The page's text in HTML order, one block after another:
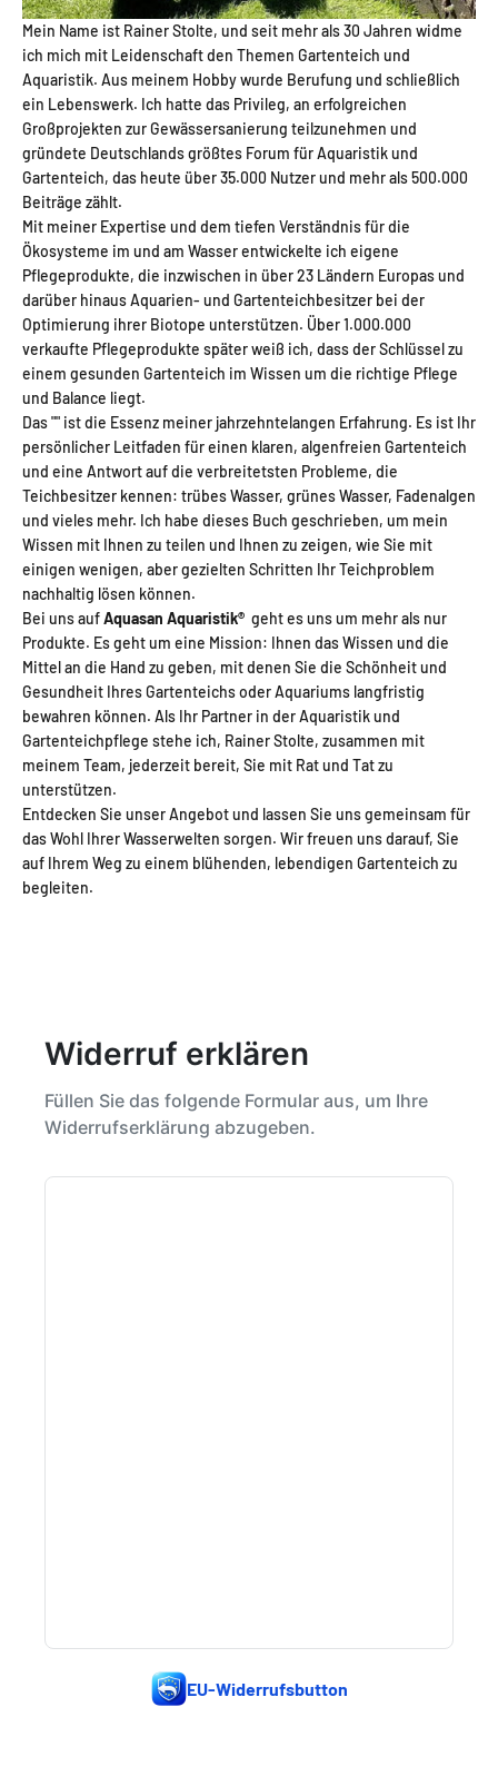
Mein Name ist Rainer Stolte, und seit mehr als 30 Jahren widme
ich mich mit Leidenschaft den Themen Gartenteich und
Aquaristik. Aus meinem Hobby wurde Berufung und schließlich
ein Lebenswerk. Ich hatte das Privileg, an erfolgreichen
Großprojekten zur Gewässersanierung teilzunehmen und
gründete Deutschlands größtes Forum für Aquaristik und
Gartenteich, das heute über 35.000 Nutzer und mehr als 500.000
Beiträge zählt.
Mit meiner Expertise und dem tiefen Verständnis für die
Ökosysteme im und am Wasser entwickelte ich eigene
Pflegeprodukte, die inzwischen in über 23 Ländern Europas und
darüber hinaus Aquarien- und Gartenteichbesitzer bei der
Optimierung ihrer Biotope unterstützen. Über 1.000.000
verkaufte Pflegeprodukte später weiß ich, dass der Schlüssel zu
einem gesunden Gartenteich im Wissen um die richtige Pflege
und Balance liegt.
Das "" ist die Essenz meiner jahrzehntelangen Erfahrung. Es ist Ihr
persönlicher Leitfaden für einen klaren, algenfreien Gartenteich
und eine Antwort auf die verbreitetsten Probleme, die
Teichbesitzer kennen: trübes Wasser, grünes Wasser, Fadenalgen
und vieles mehr. Ich habe dieses Buch geschrieben, um mein
Wissen mit Ihnen zu teilen und Ihnen zu zeigen, wie Sie mit
einigen wenigen, aber gezielten Schritten Ihr Teichproblem
nachhaltig lösen können.
Bei uns aufAquasan Aquaristik® geht es uns um mehr als nur
Produkte. Es geht um eine Mission: Ihnen das Wissen und die
Mittel an die Hand zu geben, mit denen Sie die Schönheit und
Gesundheit Ihres Gartenteichs oder Aquariums langfristig
bewahren können. Als Ihr Partner in der Aquaristik und
Gartenteichpflege stehe ich, Rainer Stolte, zusammen mit
meinem Team, jederzeit bereit, Sie mit Rat und Tat zu
unterstützen.
Entdecken Sie unser Angebot und lassen Sie uns gemeinsam für
das Wohl Ihrer Wasserwelten sorgen. Wir freuen uns darauf, Sie
auf Ihrem Weg zu einem blühenden, lebendigen Gartenteich zu
begleiten.
Widerruf erklären
Füllen Sie das folgende Formular aus, um Ihre
Widerrufserklärung abzugeben.
EU-Widerrufsbutton